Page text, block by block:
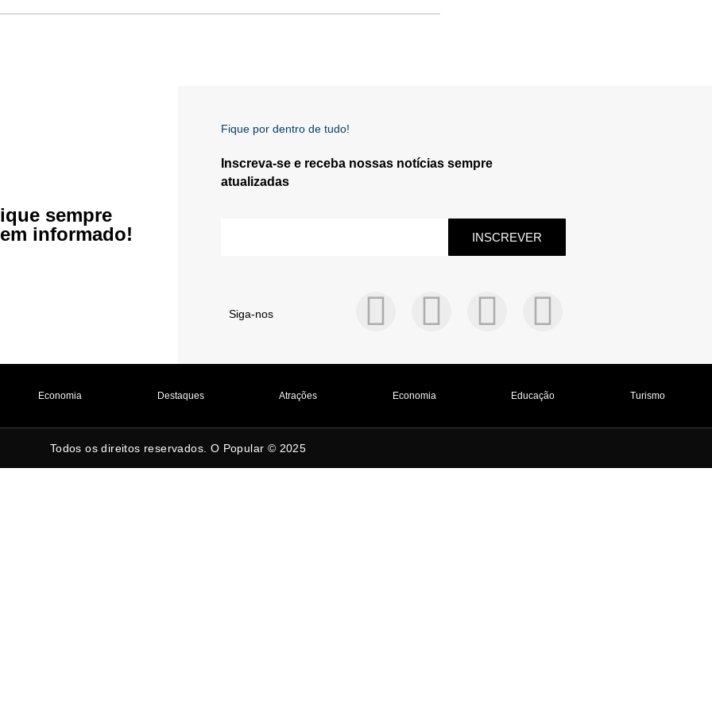
sempre
informado!
Fique por dentro de tudo!
Inscreva-se e receba nossas notícias sempre
atualizadas
INSCREVER
Siga-nos
Economia Destaques Atrações Economia Educação Turismo
Todos os direitos reservados. O Popular © 2025